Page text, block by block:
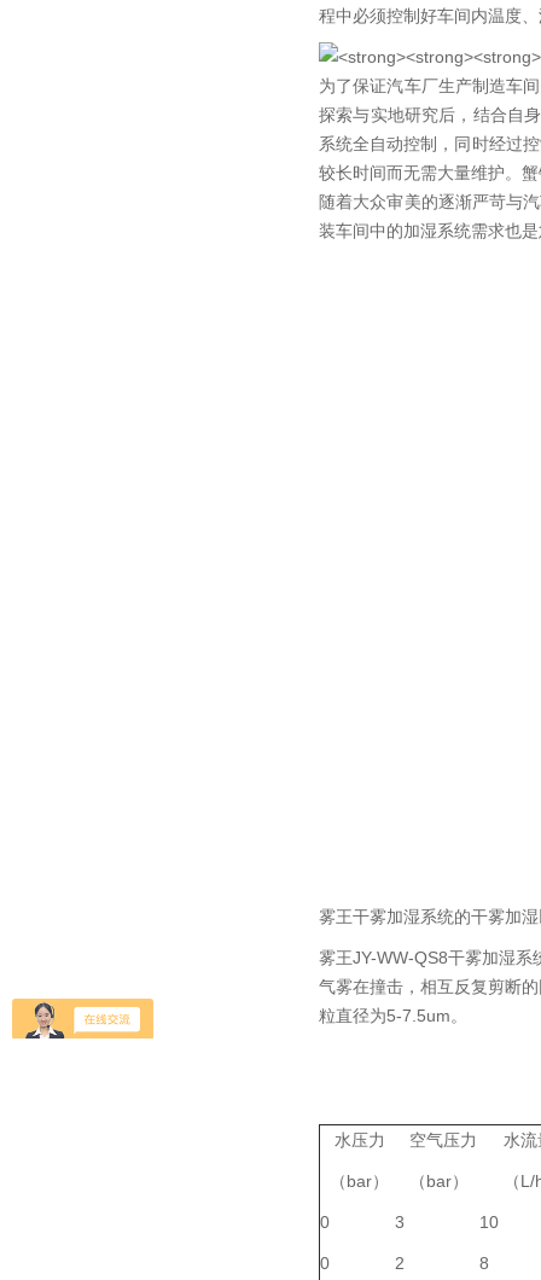
程中必须控制好车间内温度
为了保证汽车厂生产制造车
探索与实地研究后，结合自
系统全自动控制，同时经过
较长时间而无需大量维护。
随着大众审美的逐渐严苛与
装车间中的加湿系统需求也
雾王干雾加湿系统的干雾加
雾王JY-WW-QS8干雾加湿
气雾在撞击，相互反复剪断
粒直径为5-7.5um。
水压力
（bar）
空气压力
（bar）
水流
（L/
0 3 10
0 2 8